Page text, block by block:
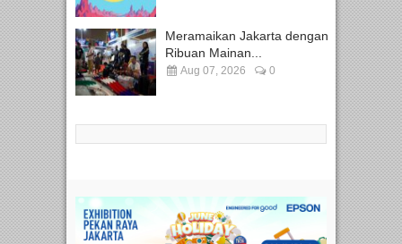
Meramaikan Jakarta dengan
Ribuan Mainan...
Aug 07, 2026 0